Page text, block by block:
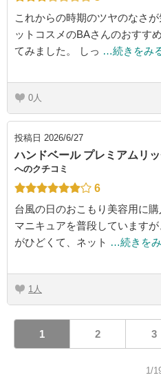
これからの時期のツヤのなさ
ットコスメのBAさんのおすす
てみました。 しっ …続きをみ
0
投稿日 2026/6/27
ハンドベール プレミアムリ
へのクチコミ
6
台風の日のおこもり美容用に購
マニキュアを普段しています
がひどくて、ネット …続きを
1
1 2 3
1/